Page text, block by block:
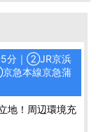
分｜ ②JR京浜
京急本線京急蒲
地！周辺環境充